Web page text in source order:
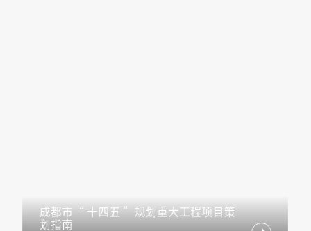
成都市“ 十四五 ”规划重大工程项目策